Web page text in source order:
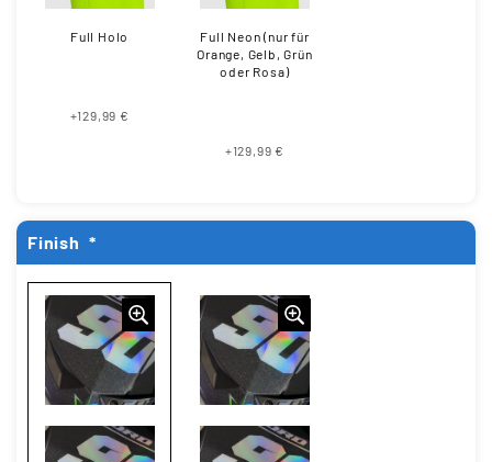
Full Holo
+129,99 €
Full Neon (nur für
Orange, Gelb, Grün
oder Rosa)
+129,99 €
Finish *